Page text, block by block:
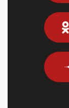
что
энергети...
01:54, 10 Апреля
Пасхальное
дня
01:09, 10 Апреля